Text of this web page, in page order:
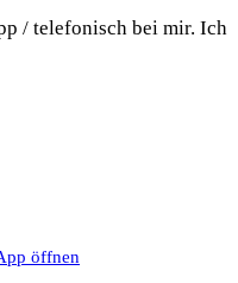
/ telefonisch bei mir. Ich
öffnen